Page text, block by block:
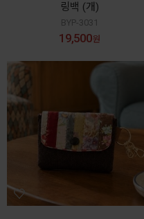
링백 (개)
BYP-3031
19,500원